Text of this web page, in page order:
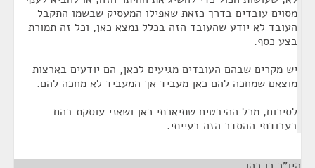
מסוים עובדים בדרך כזאת שאפילו המעסיק שבשמו התקבל
העובד לא יודע שהעובד הזה בכלל נמצא כאן, וכל זה תמורת
בצע כסף.
יש מקרים שבהם העובדים מגיעים לכאן, הם יודעים בארצות
מוצאם שמחכה להם כאן מעביד אך המעביד לא מחכה להם.
לסיכום, מכל ההיבטים שתיארתי כאן ושאני עוסקת בהם
בעבודתי ההסדר הזה בעייתי.